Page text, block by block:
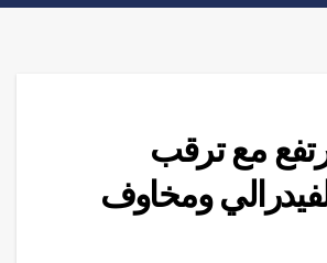
مع ترقب
ومخاوف